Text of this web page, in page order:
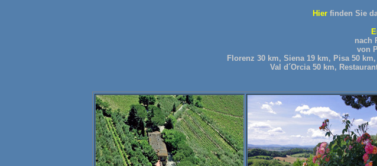
Hierfinden Sie
nach
von
Florenz 30 km, Siena 19 km, Pisa 50
Val d´Orcia 50 km,